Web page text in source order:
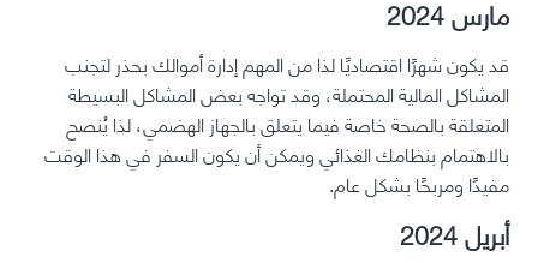
مارس 2024
قد يكون شهرًا اقتصاديًا لذا من المهم إدارة أموالك بحذر لتجنب
المشاكل المالية المحتملة، وقد تواجه بعض المشاكل البسيطة
المتعلقة بالصحة خاصة فيما يتعلق بالجهاز الهضمي، لذا يُنصح
بالاهتمام بنظامك الغذائي ويمكن أن يكون السفر في هذا الوقت
مفيدًا ومربحًا بشكل عام.
أبريل 2024